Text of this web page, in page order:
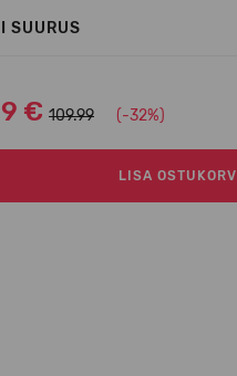
SUURUS
€ 109.99 (-32%)
LISA OSTUKORVI